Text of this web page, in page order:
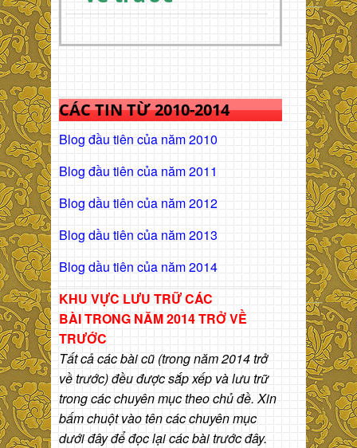
CÁC TIN TỪ 2010-2014
Blog đầu tiên của năm 2010
Blog đầu tiên của năm 2011
Blog dầu tiên của năm 2012
Blog dầu tiên của năm 2013
Blog dầu tiên của năm 2014
KHU VỰC LƯU TRỮ CÁC
BÀITRONG NĂM 2014 TRỞ VỀ
TRƯỚC
Tất cả các bài cũ (trong năm 2014 trở
về trước) đều được sắp xếp và lưu trữ
trong các chuyên mục theo chủ đề. Xin
bấm chuột vào tên các chuyên mục
dưới đây để đọc lại các bài trước đây.